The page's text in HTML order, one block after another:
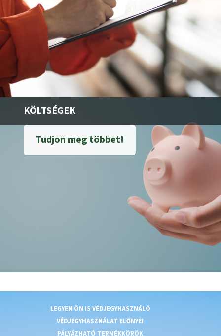
KÖLTSÉGEK
Tudjon meg többet!
LEGYEN ÖN IS VÉDJEGYHASZNÁLÓ
VÉDJEGYHASZNÁLAT ELŐNYEI
PÁLYÁZHATÓ TERMÉKKÖRÖK